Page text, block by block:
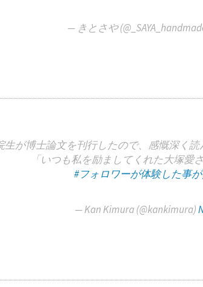
— きとさや
生が博士論文を刊行したので、感慨深く読
「いつも私を励ましてくれた大塚愛
#フォロワーが体験した事
— Kan Kimura (@kankimura)